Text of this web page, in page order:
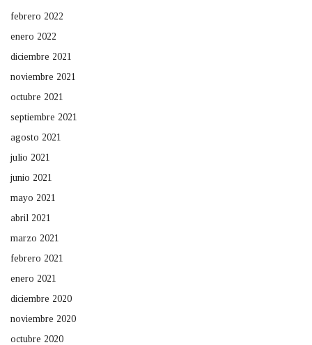
febrero 2022
enero 2022
diciembre 2021
noviembre 2021
octubre 2021
septiembre 2021
agosto 2021
julio 2021
junio 2021
mayo 2021
abril 2021
marzo 2021
febrero 2021
enero 2021
diciembre 2020
noviembre 2020
octubre 2020